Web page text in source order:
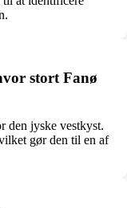
stort Fanø
den jyske vestkyst.
gør den til en af